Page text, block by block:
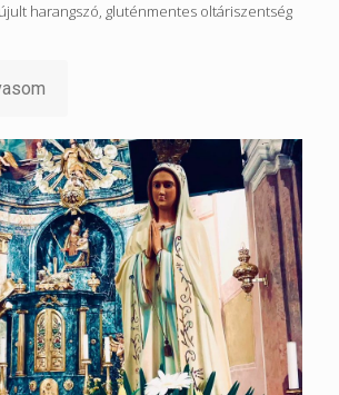
harangszó, gluténmentes oltáriszentség